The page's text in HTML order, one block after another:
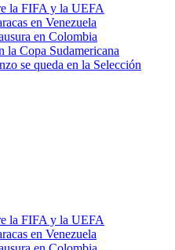
la FIFA y la UEFA
en Venezuela
en Colombia
la Copa Sudamericana
se queda en la Selección
la FIFA y la UEFA
en Venezuela